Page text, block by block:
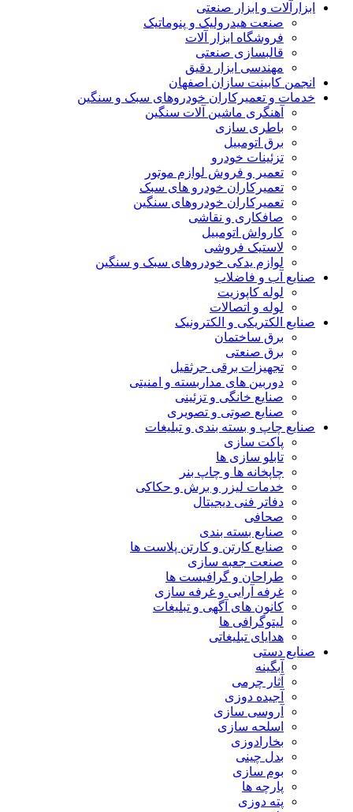
ابزارآلات و ابزار صنعتی
صنعت هیدرولیک و پنوماتیک
فروشگاه ابزار آلات
قالبسازی صنعتی
مهندسی ابزار دقیق
انجمن کابینت سازان اصفهان
خدمات و تعمیرکاران خودروهای سبک و سنگین
آهنگری ماشین آلات سنگین
باطری سازی
برق اتومبیل
تزئینات خودرو
تعمیر و فروش لوازم موتور
تعمیرکاران خودرو های سبک
تعمیرکاران خودروهای سنگین
صافکاری و نقاشی
کارواش اتومبیل
لاستیک فروشی
لوازم یدکی خودروهای سبک و سنگین
صنایع آب و فاضلاب
لوله کاپوزیت
لوله و اتصالات
صنایع الکتریکی و الکترونیک
برق ساختمان
برق صنعتی
تجهیزات برقی جرثقیل
دوربین های مداربسته و امنیتی
صنایع خانگی و تزئینی
صنایع صوتی و تصویری
صنایع چاپ و بسته بندی و تبلیغات
پاکت سازی
تابلو سازی ها
چاپخانه ها و چاپ بنر
خدمات لیزر و برش و حکاکی
دفاتر فنی دیجیتال
صحافی
صنایع بسته بندی
صنایع کارتن و کارتن پلاست ها
صنعت جعبه سازی
طراحان و گرافیست ها
غرفه آرایی و غرفه سازی
کانون های آگهی و تبلیغات
لیتوگرافی ها
هدایای تبلیغاتی
صنایع دستی
آبگینه
آثار چرمی
آجیده دوزی
آروسی سازی
اسلحه سازی
بخارادوزی
بدل چینی
بوم سازی
پارچه ها
پته دوزی